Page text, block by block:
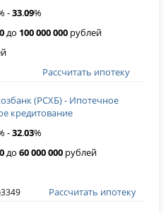
-33.09%
до 100 000 000 рублей
Рассчитать ипотеку
(РСХБ) - Ипотечное
кредитование
-32.03%
до60 000 000 рублей
Рассчитать ипотеку